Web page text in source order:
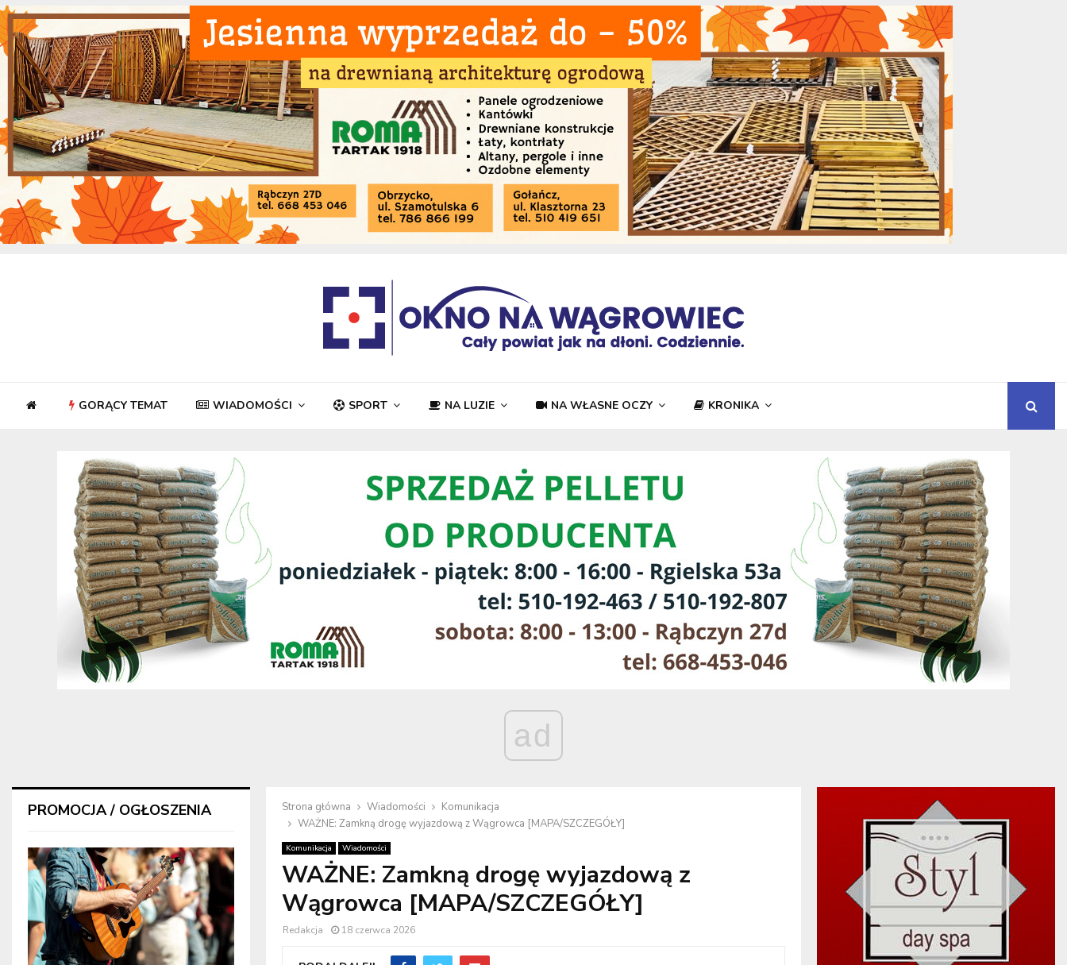
GORĄCY TEMAT WIADOMOŚCI SPORT NA LUZIE NA WŁASNE OCZY KRONIKA
ad
Strona główna Wiadomości
Komunikacja
WAŻNE: Zamkną drogę wyjazdową z Wągrowca [MAPA/SZCZEGÓŁY]
Komunikacja Wiadomości
WAŻNE: Zamkną drogę wyjazdową z
Wągrowca [MAPA/SZCZEGÓŁY]
Redakcja 18 czerwca 2026
PROMOCJA / OGŁOSZENIA